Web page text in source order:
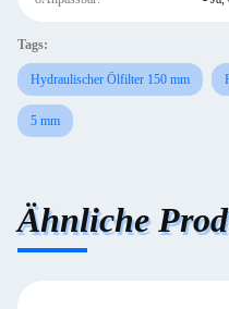
Tags:
Hydraulischer Ölfilter 150 mm
5 mm
Ähnliche